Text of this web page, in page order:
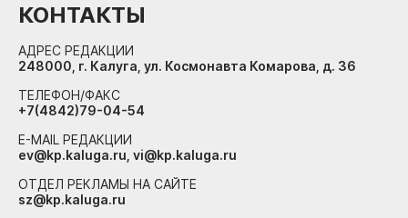
КОНТАКТЫ
АДРЕС РЕДАКЦИИ
248000, г. Калуга, ул. Космонавта Комарова, д. 36
ТЕЛЕФОН/ФАКС
+7(4842)79-04-54
E-MAIL РЕДАКЦИИ
ev@kp.kaluga.ru, vi@kp.kaluga.ru
ОТДЕЛ РЕКЛАМЫ НА САЙТЕ
sz@kp.kaluga.ru